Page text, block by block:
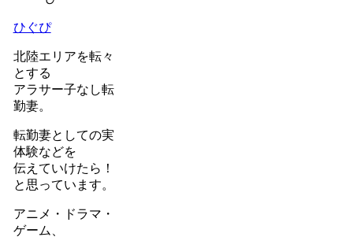
ひぐぴ
北陸エリアを転々
とする
アラサー子なし転
勤妻。
転勤妻としての実
体験などを
伝えていけたら！
と思っています。
アニメ・ドラマ・
ゲーム、